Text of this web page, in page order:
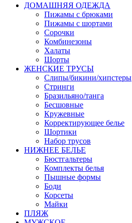
ДОМАШНЯЯ ОДЕЖДА
Пижамы с брюками
Пижамы с шортами
Сорочки
Комбинезоны
Халаты
Шорты
ЖЕНСКИЕ ТРУСЫ
Слипы/бикини/хипстеры
Стринги
Бразильяно/танга
Бесшовные
Кружевные
Корректирующее белье
Шортики
Набор трусов
НИЖНЕЕ БЕЛЬЕ
Бюстгальтеры
Комплекты белья
Пышные формы
Боди
Корсеты
Майки
ПЛЯЖ